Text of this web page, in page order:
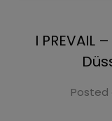
I PREVAIL
Posted